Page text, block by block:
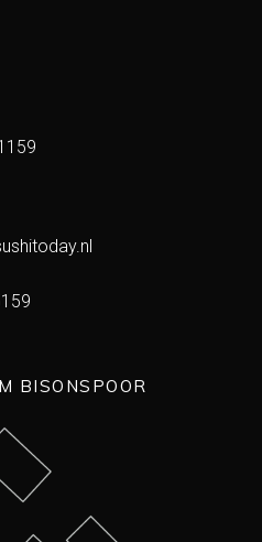
BISONSPOOR